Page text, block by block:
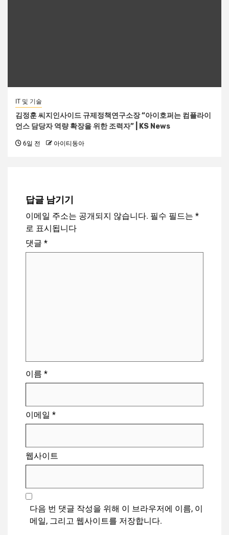
IT 및 기술
김정훈 씨지인사이드 규제정책연구소장 “아이호퍼는 컴플라이
언스 담당자 역량 확장을 위한 조력자” | KS News
6일 전 아이티동아
답글 남기기
이메일 주소는 공개되지 않습니다. 필수 필드는 *
로 표시됩니다
댓글 *
이름 *
이메일 *
웹사이트
다음 번 댓글 작성을 위해 이 브라우저에 이름, 이
메일, 그리고 웹사이트를 저장합니다.